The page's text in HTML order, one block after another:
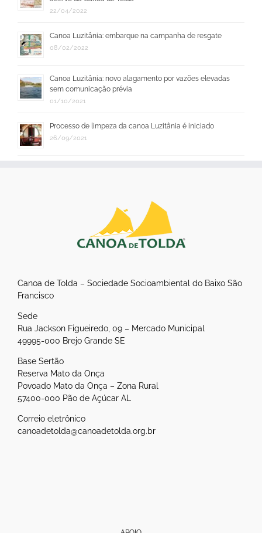
22/04/2022
Canoa Luzitânia: embarque na campanha de resgate
08/02/2022
Canoa Luzitânia: novo alagamento por vazões elevadas
sem comunicação prévia
01/10/2021
Processo de limpeza da canoa Luzitânia é iniciado
26/09/2021
Canoa de Tolda – Sociedade Socioambiental do Baixo São
Francisco
Sede
Rua Jackson Figueiredo, 09 – Mercado Municipal
49995-000 Brejo Grande SE
Base Sertão
Reserva Mato da Onça
Povoado Mato da Onça – Zona Rural
57400-000 Pão de Açúcar AL
Correio eletrônico
canoadetolda@canoadetolda.org.br